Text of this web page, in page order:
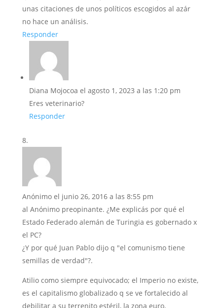
unas citaciones de unos políticos escogidos al azár
no hace un análisis.
Responder
Diana Mojocoa el agosto 1, 2023 a las 1:20 pm
Eres veterinario?
Responder
Anónimo el junio 26, 2016 a las 8:55 pm
al Anónimo preopinante. ¿Me explicás por qué el
Estado Federado alemán de Turingia es gobernado x
el PC?
¿Y por qué Juan Pablo dijo q "el comunismo tiene
semillas de verdad"?.
Atilio como siempre equivocado; el Imperio no existe,
es el capitalismo globalizado q se ve fortalecido al
debilitar a su terrenito estéril, la zona euro.